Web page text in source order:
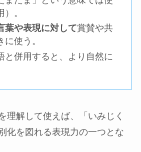
。
葉や表現に対して賞賛や共
使う。
と併用すると、より自然に
理解して使えば、「いみじく
化を図れる表現力の一つとな